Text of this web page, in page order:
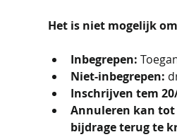
Het is niet mogelijk
Inbegrepen:
Niet-inbegrepen:
Inschrijven tem
Annuleren kan tot
bijdrage terug te